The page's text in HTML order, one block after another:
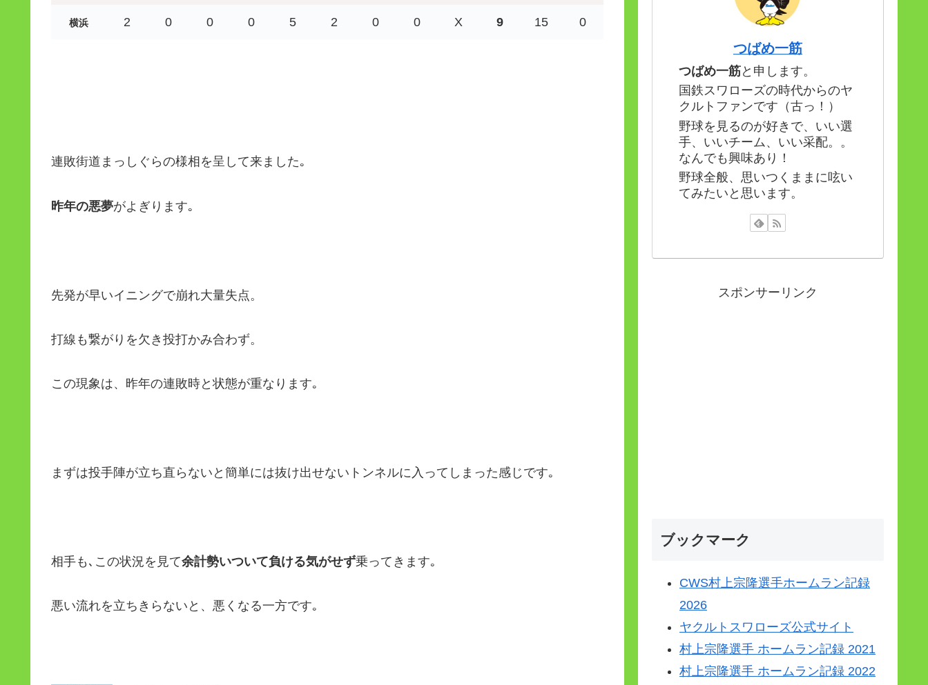
横浜 2 0 0 0 5 2 0 0 X 9 15 0
連敗街道まっしぐらの様相を呈して来ました｡
昨年の悪夢がよぎります｡
先発が早いイニングで崩れ大量失点。
打線も繋がりを欠き投打かみ合わず。
この現象は、昨年の連敗時と状態が重なります｡
まずは投手陣が立ち直らないと簡単には抜け出せないトンネルに入ってしまった感じです｡
相手も､この状況を見て余計勢いついて負ける気がせず乗ってきます｡
悪い流れを立ちきらないと、悪くなる一方です｡
つばめ一筋
つばめ一筋と申します。
国鉄スワローズの時代からのヤ
クルトファンです（古っ！）
野球を見るのが好きで、いい選
手、いいチーム、いい采配。。
なんでも興味あり！
野球全般、思いつくままに呟い
てみたいと思います。
スポンサーリンク
ブックマーク
CWS村上宗隆選手ホームラン記録
2026
ヤクルトスワローズ公式サイト
村上宗隆選手 ホームラン記録 2021
村上宗隆選手 ホームラン記録 2022